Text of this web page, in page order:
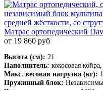
Матрас ортопедический
от 19 860 руб
Высота (см): 21
Наполнитель: кокосовая
Макс. весовая нагрузка (кг):
Пружинный блок: